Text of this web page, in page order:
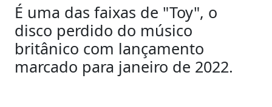
É uma das faixas de "Toy", o
disco perdido do músico
britânico com lançamento
marcado para janeiro de 2022.